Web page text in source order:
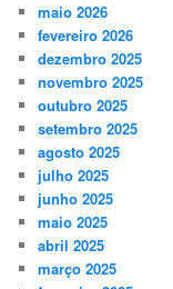
maio 2026
fevereiro 2026
dezembro 2025
novembro 2025
outubro 2025
setembro 2025
agosto 2025
julho 2025
junho 2025
maio 2025
abril 2025
março 2025